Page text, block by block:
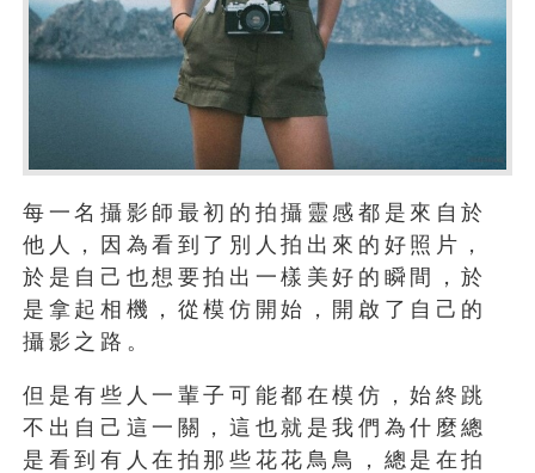
每一名攝影師最初的拍攝靈感都是來自於
他人，因為看到了別人拍出來的好照片，
於是自己也想要拍出一樣美好的瞬間，於
是拿起相機，從模仿開始，開啟了自己的
攝影之路。
但是有些人一輩子可能都在模仿，始終跳
不出自己這一關，這也就是我們為什麼總
是看到有人在拍那些花花鳥鳥，總是在拍